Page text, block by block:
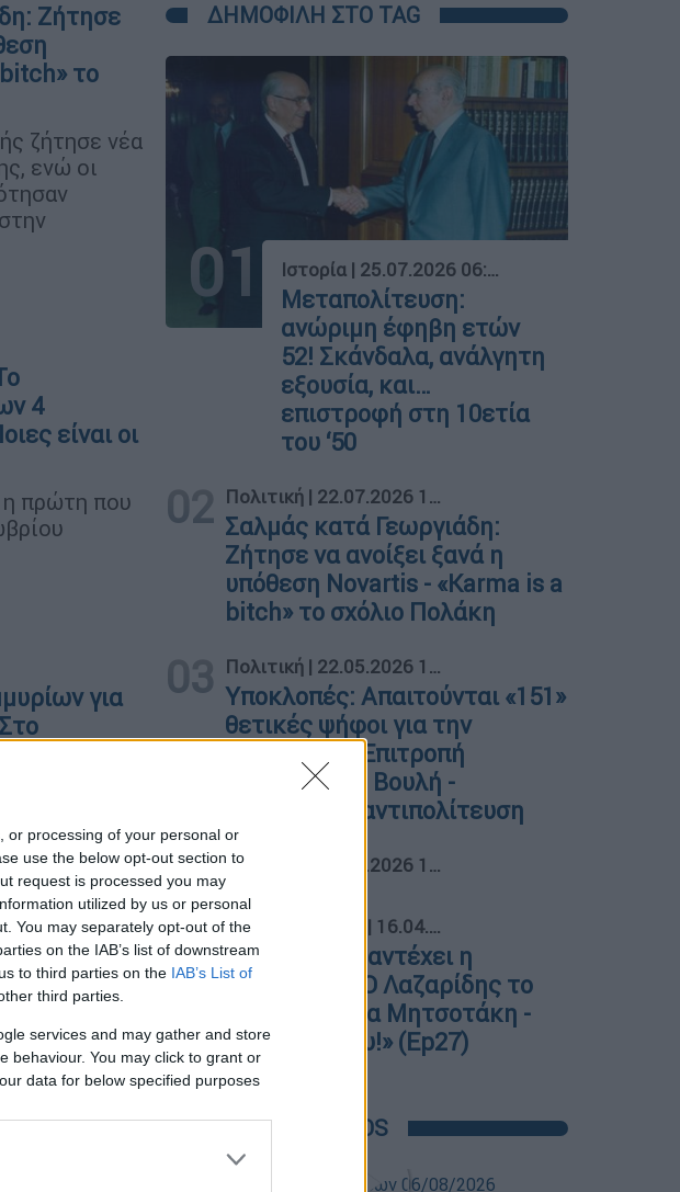
or processing of your personal or
use the below opt-out section to
request is processed you may
utilized by us or personal
You may separately opt-out of the
on the IAB’s list of downstream
to third parties on the IAB’s List of
third parties.
services and may gather and store
behaviour. You may click to grant or
data for below specified purposes
Ζήτησε
το
ζήτησε νέα
ενώ οι
4
είναι οι
πρώτη που
για
των
ήταν
της
διώξεις
ΝΔ
ΔΗΜΟΦΙΛΗ ΣΤΟ TAG
01 Ιστορία | 25.07.2026 06:55
Μεταπολίτευση:
ανώριμη έφηβη ετών
52! Σκάνδαλα, ανάλγητη
εξουσία, και…
επιστροφή στη 10ετία
του ‘50
02 Πολιτική | 22.07.2026 14:43
Σαλμάς κατά Γεωργιάδη:
Ζήτησε να ανοίξει ξανά η
υπόθεση Novartis - «Karma is a
bitch» το σχόλιο Πολάκη
03 Πολιτική | 22.05.2026 10:32
Υποκλοπές: Απαιτούνται «151»
θετικές ψήφοι για την
Εξεταστική Επιτροπή
αποφάσισε η Βουλή -
Αποχωρεί η αντιπολίτευση
04 Πολιτική 22.05.2026 10:32
05 Ethnos Vidcasts | 16.04.2026 07:15
Πόση φθορά αντέχει η
κυβέρνηση; Ο Λαζαρίδης το
νέο πρόβλημα Μητσοτάκη -
«Δεν θέλω ου!» (Ep27)
POPULAR VIDEOS